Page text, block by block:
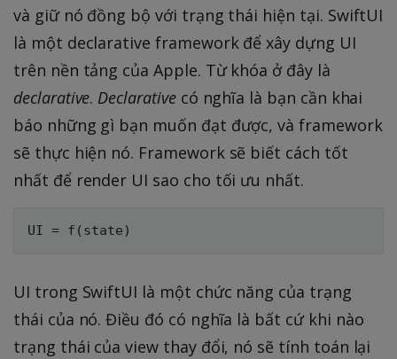
và giữ nó đồng bộ với trạng thái hiện tại. SwiftUI
là một declarative framework để xây dựng UI
trên nền tảng của Apple. Từ khóa ở đây là
declarative. Declarativecó nghĩa là bạn cần khai
báo những gì bạn muốn đạt được, và framework
sẽ thực hiện nó. Framework sẽ biết cách tốt
nhất để render UI sao cho tối ưu nhất.
UI trong SwiftUI là một chức năng của trạng
thái của nó. Điều đó có nghĩa là bất cứ khi nào
trạng thái của view thay đổi, nó sẽ tính toán lại